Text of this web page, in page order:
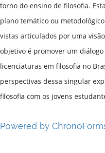
torno do ensino de filosofia.
plano temático ou
vistas articulados por uma
objetivo é promover um
licenciaturas em filosofia no
perspectivas dessa singular
filosofia com os jovens
Powered by